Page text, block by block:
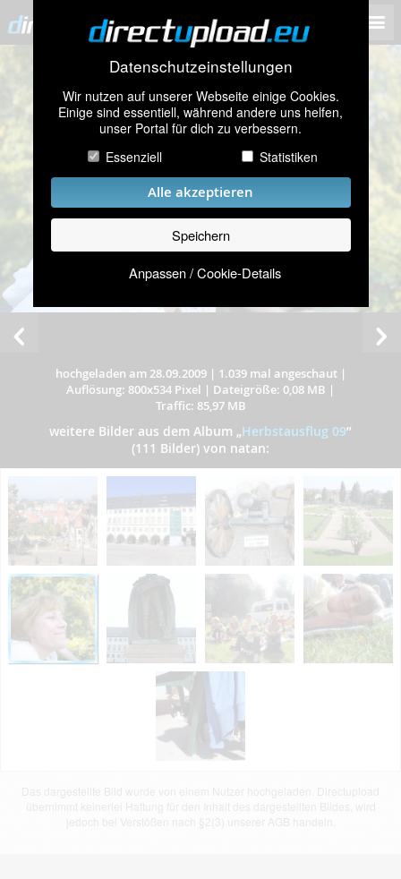
Datenschutzeinstellungen
Wir nutzen auf unserer Webseite einige Cookies.
Einige sind essentiell, während andere uns helfen,
unser Portal für dich zu verbessern.
Essenziell
Statistiken
Alle akzeptieren
Speichern
Anpassen / Cookie-Details
hochgeladen am 28.09.2009| 1.039 mal angeschaut|
Auflösung: 800x534 Pixel | Dateigröße: 0,08 MB |
Traffic: 85,97 MB
weitere Bilder aus dem Album „Herbstausflug 09”
(111 Bilder) von natan:
jedoch bei Verstößen nach §2(3) unserer AGB handeln.